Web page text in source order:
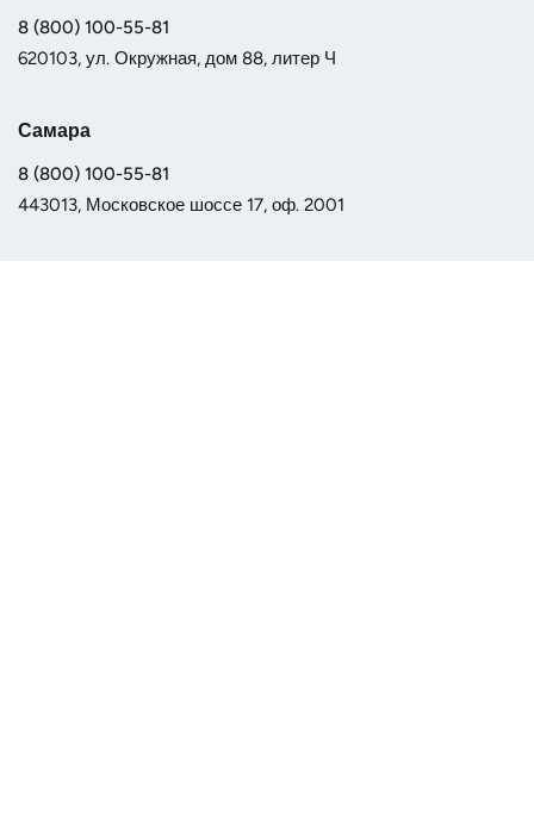
8 (800) 100-55-81
620103, ул. Окружная, дом 88, литер Ч
Самара
8 (800) 100-55-81
443013, Московское шоссе 17, оф. 2001